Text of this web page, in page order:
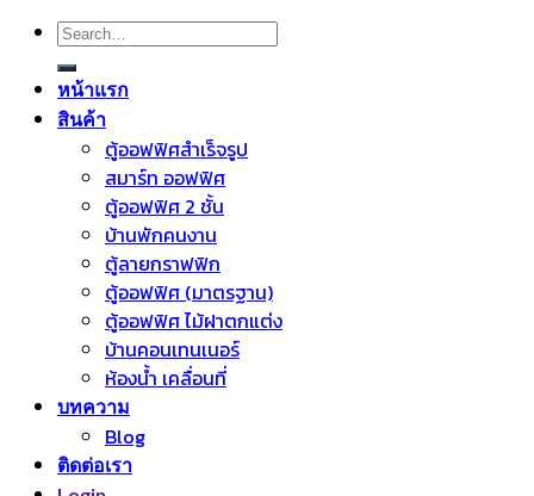
Search
for:
หน้าแรก
สินค้า
ตู้ออฟฟิศสำเร็จรูป
สมาร์ท ออฟฟิศ
ตู้ออฟฟิศ 2 ชั้น
บ้านพักคนงาน
ตู้ลายกราฟฟิก
ตู้ออฟฟิศ (มาตรฐาน)
ตู้ออฟฟิศ ไม้ฝาตกแต่ง
บ้านคอนเทนเนอร์
ห้องน้ำ เคลื่อนที่
บทความ
Blog
ติดต่อเรา